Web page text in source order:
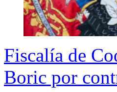
Fiscalía de
Boric por